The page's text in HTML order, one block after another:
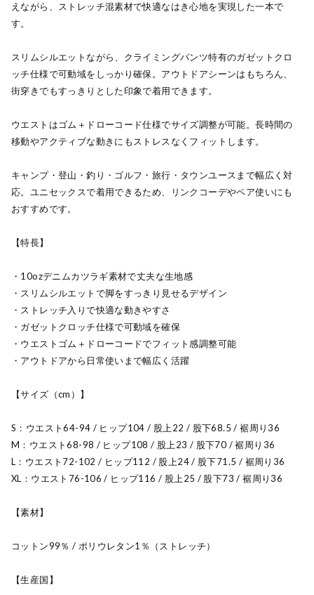
えながら、ストレッチ混素材で快適なはき心地を実現した一本で
す。
スリムシルエットながら、クライミングパンツ特有のガゼットクロ
ッチ仕様で可動域をしっかり確保。アウトドアシーンはもちろん、
街穿きでもすっきりとした印象で着用できます。
ウエストはゴム＋ドローコード仕様でサイズ調整が可能。長時間の
移動やアクティブな動きにもストレスなくフィットします。
キャンプ・登山・釣り・ゴルフ・旅行・タウンユースまで幅広く対
応。ユニセックスで着用できるため、リンクコーデやペア使いにも
おすすめです。
【特長】
・10ozデニムカツラギ素材で丈夫な生地感
・スリムシルエットで脚をすっきり見せるデザイン
・ストレッチ入りで快適な動きやすさ
・ガゼットクロッチ仕様で可動域を確保
・ウエストゴム＋ドローコードでフィット感調整可能
・アウトドアから日常使いまで幅広く活躍
【サイズ（cm）】
S：ウエスト64-94 / ヒップ104 / 股上22 / 股下68.5 / 裾周り36
M：ウエスト68-98 / ヒップ108 / 股上23 / 股下70 / 裾周り36
L：ウエスト72-102 / ヒップ112 / 股上24 / 股下71.5 / 裾周り36
XL：ウエスト76-106 / ヒップ116 / 股上25 / 股下73 / 裾周り36
【素材】
コットン99％ / ポリウレタン1％（ストレッチ）
【生産国】